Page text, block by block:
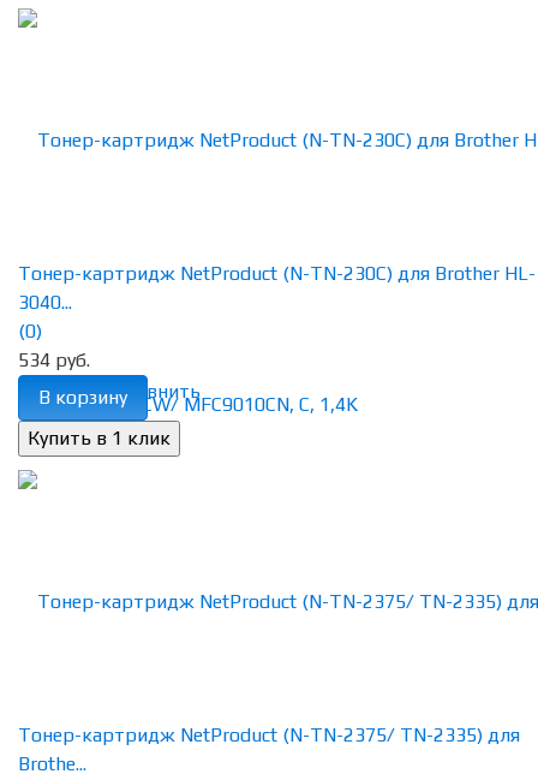
избранное сравнить
Тонер-картридж NetProduct (N-TN-230C) для Brother HL-
3040...
(0)
534 руб.
В корзину
Тонер-картридж NetProduct (N-TN-2375/ TN-2335) для
Brothe...